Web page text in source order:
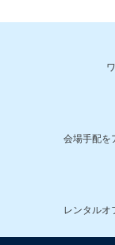
会場手配を
レンタルオ